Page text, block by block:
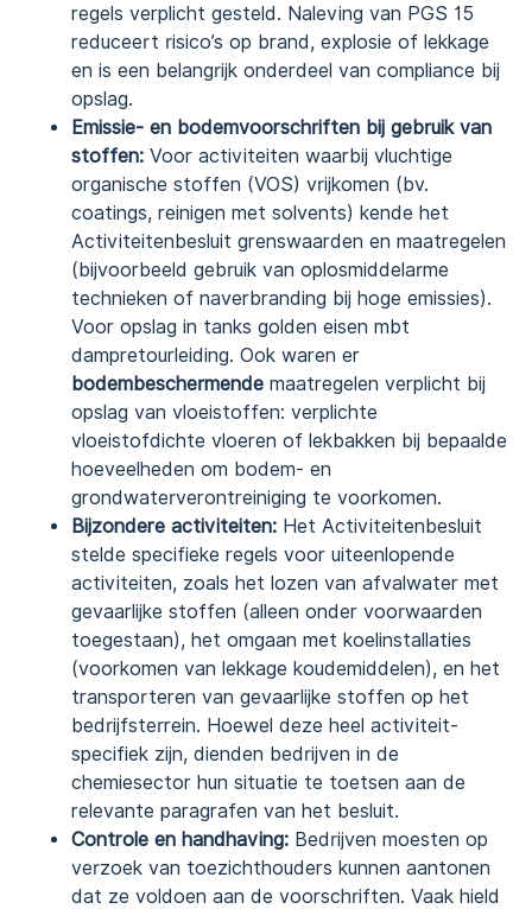
regels verplicht gesteld. Naleving van PGS 15
reduceert risico’s op brand, explosie of lekkage
en is een belangrijk onderdeel van compliance bij
opslag.
Emissie- en bodemvoorschriften bij gebruik van
stoffen: Voor activiteiten waarbij vluchtige
organische stoffen (VOS) vrijkomen (bv.
coatings, reinigen met solvents) kende het
Activiteitenbesluit grenswaarden en maatregelen
(bijvoorbeeld gebruik van oplosmiddelarme
technieken of naverbranding bij hoge emissies).
Voor opslag in tanks golden eisen mbt
dampretourleiding. Ook waren er
bodembeschermende maatregelen verplicht bij
opslag van vloeistoffen: verplichte
vloeistofdichte vloeren of lekbakken bij bepaalde
hoeveelheden om bodem- en
grondwaterverontreiniging te voorkomen.
Bijzondere activiteiten: Het Activiteitenbesluit
stelde specifieke regels voor uiteenlopende
activiteiten, zoals het lozen van afvalwater met
gevaarlijke stoffen (alleen onder voorwaarden
toegestaan), het omgaan met koelinstallaties
(voorkomen van lekkage koudemiddelen), en het
transporteren van gevaarlijke stoffen op het
bedrijfsterrein. Hoewel deze heel activiteit-
specifiek zijn, dienden bedrijven in de
chemiesector hun situatie te toetsen aan de
relevante paragrafen van het besluit.
Controle en handhaving: Bedrijven moesten op
verzoek van toezichthouders kunnen aantonen
dat ze voldoen aan de voorschriften. Vaak hield